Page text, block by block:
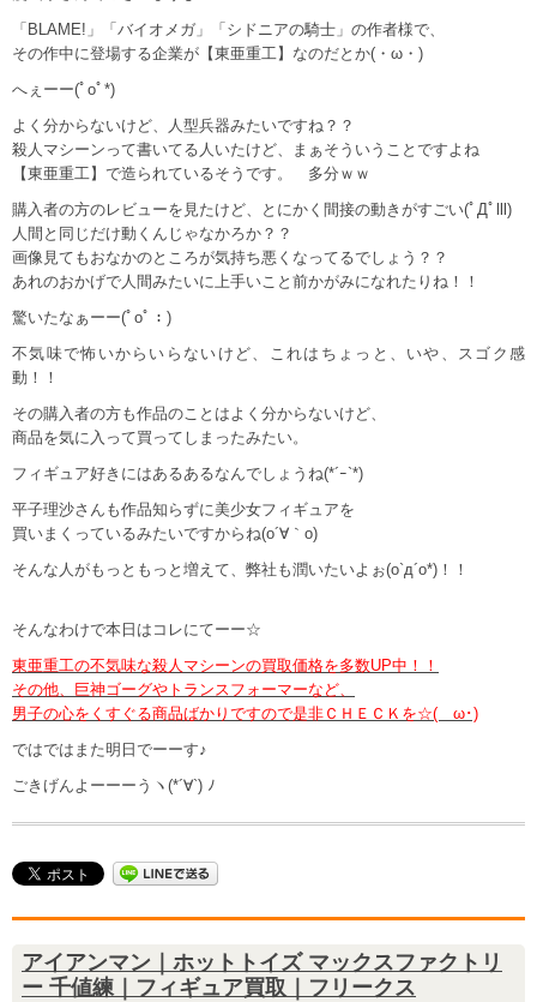
「BLAME!」「バイオメガ」「シドニアの騎士」の作者様で、
その作中に登場する企業が【東亜重工】なのだとか(・ω・)
へぇーー(ﾟoﾟ*)
よく分からないけど、人型兵器みたいですね？？
殺人マシーンって書いてる人いたけど、まぁそういうことですよね
【東亜重工】で造られているそうです。 多分ｗｗ
購入者の方のレビューを見たけど、とにかく間接の動きがすごい(ﾟДﾟlll)
人間と同じだけ動くんじゃなかろか？？
画像見てもおなかのところが気持ち悪くなってるでしょう？？
あれのおかげで人間みたいに上手いこと前かがみになれたりね！！
驚いたなぁーー(ﾟoﾟ：)
不気味で怖いからいらないけど、これはちょっと、いや、スゴク感
動！！
その購入者の方も作品のことはよく分からないけど、
商品を気に入って買ってしまったみたい。
フィギュア好きにはあるあるなんでしょうね(*´ｰ`*)
平子理沙さんも作品知らずに美少女フィギュアを
買いまくっているみたいですからね(o´∀｀o)
そんな人がもっともっと増えて、弊社も潤いたいよぉ(o`д´o*)！！
そんなわけで本日はコレにてーー☆
東亜重工の不気味な殺人マシーンの買取価格を多数UP中！！
その他、巨神ゴーグやトランスフォーマーなど、
男子の心をくすぐる商品ばかりですので是非ＣＨＥＣＫを☆(ゝω･)
ではではまた明日でーーす♪
ごきげんよーーーうヽ(*´∀`) ﾉ
アイアンマン｜ホットトイズ マックスファクトリ
ー 千値練｜フィギュア買取｜フリークス